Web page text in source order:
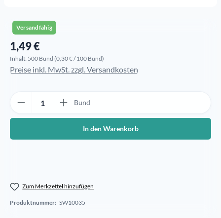
Versandfähig
Regulärer Preis:
1,49 €
Inhalt: 500 Bund (0,30 € / 100 Bund)
Preise inkl. MwSt. zzgl. Versandkosten
Bund
In den Warenkorb
Zum Merkzettel hinzufügen
Produktnummer: SW10035